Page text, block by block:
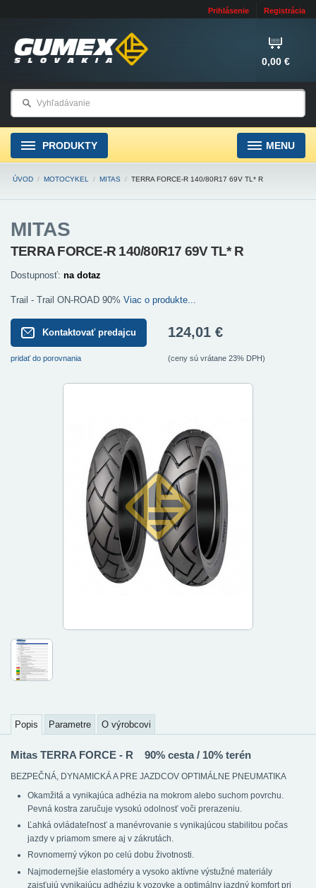
Prihlásenie Registrácia
0,00 €
PRODUKTY MENU
ÚVOD / MOTOCYKEL / MITAS / TERRA FORCE-R 140/80R17 69V TL* R
MITAS
TERRA FORCE-R 140/80R17 69V TL* R
Dostupnosť: na dotaz
Trail - Trail ON-ROAD 90% Viac o produkte...
Kontaktovať predajcu
pridať do porovnania
124,01 €
(ceny sú vrátane 23% DPH)
Popis Parametre O výrobcovi
Mitas TERRA FORCE - R 90% cesta / 10% terén
BEZPEČNÁ, DYNAMICKÁ A PRE JAZDCOV OPTIMÁLNE PNEUMATIKA
Okamžitá a vynikajúca adhézia na mokrom alebo suchom povrchu.
Pevná kostra zaručuje vysokú odolnosť voči prerazeniu.
Ľahká ovládateľnosť a manévrovanie s vynikajúcou stabilitou počas
jazdy v priamom smere aj v zákrutách.
Rovnomerný výkon po celú dobu životnosti.
Najmodernejšie elastoméry a vysoko aktívne výstužné materiály
zaisťujú vynikajúcu adhéziu k vozovke a optimálny jazdný komfort pri